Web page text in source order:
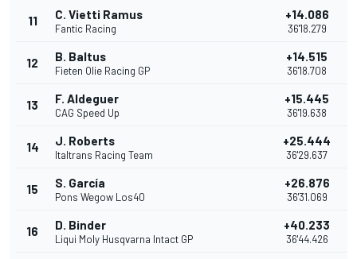
11 C. Vietti Ramus
Fantic Racing
+14.086
36'18.279
12 B. Baltus
Fieten Olie Racing GP
+14.515
36'18.708
13 F. Aldeguer
CAG Speed Up
+15.445
36'19.638
14 J. Roberts
Italtrans Racing Team
+25.444
36'29.637
15 S. García
Pons Wegow Los40
+26.876
36'31.069
16 D. Binder
Liqui Moly Husqvarna Intact GP
+40.233
36'44.426